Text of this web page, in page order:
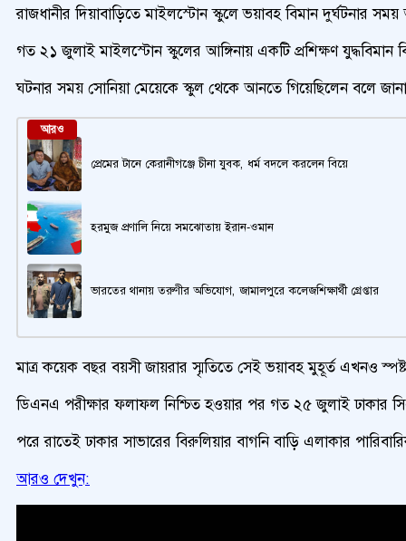
রাজধানীর দিয়াবাড়িতে মাইলস্টোন স্কুলে ভয়াবহ বিমান দুর্ঘটনার
গত ২১ জুলাই মাইলস্টোন স্কুলের আঙ্গিনায় একটি প্রশিক্ষণ
ঘটনার সময় সোনিয়া মেয়েকে স্কুল থেকে আনতে গিয়েছিলেন বলে
আরও
প্রেমের টানে কেরানীগঞ্জে চীনা যুবক, ধর্ম বদলে করলেন বিয়ে
হরমুজ প্রণালি নিয়ে সমঝোতায় ইরান-ওমান
ভারতের থানায় তরুণীর অভিযোগ, জামালপুরে কলেজশিক্ষার্থী গ্রেপ্তার
মাত্র কয়েক বছর বয়সী জায়রার স্মৃতিতে সেই ভয়াবহ মুহূর্ত এখনও
ডিএনএ পরীক্ষার ফলাফল নিশ্চিত হওয়ার পর গত ২৫ জুলাই ঢাকার
পরে রাতেই ঢাকার সাভারের বিরুলিয়ার বাগনি বাড়ি এলাকার
আরও দেখুন: